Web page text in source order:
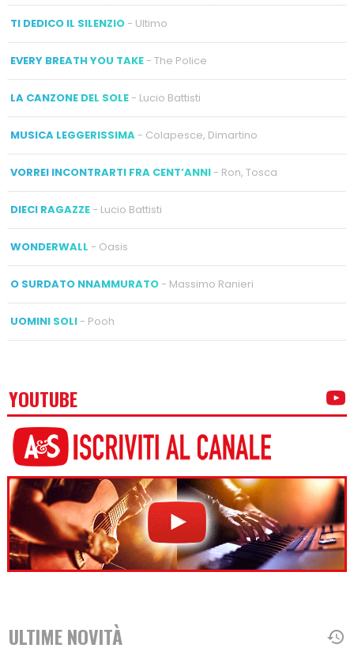
TI DEDICO IL SILENZIO- Ultimo
EVERY BREATH YOU TAKE- The Police
LA CANZONE DEL SOLE- Lucio Battisti
MUSICA LEGGERISSIMA- Colapesce, Dimartino
VORREI INCONTRARTI FRA CENT’ANNI- Ron, Tosca
DIECI RAGAZZE- Lucio Battisti
WONDERWALL - Oasis
O SURDATO NNAMMURATO- Massimo Ranieri
UOMINI SOLI- Pooh
YOUTUBE
ULTIME NOVITÀ